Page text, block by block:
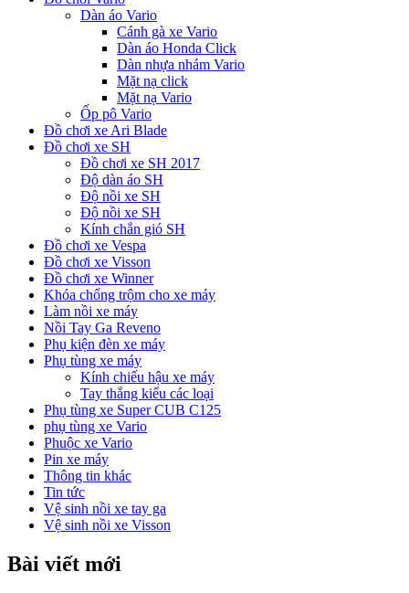
Dàn áo Vario
Cánh gà xe Vario
Dàn áo Honda Click
Dàn nhựa nhám Vario
Mặt nạ click
Mặt nạ Vario
Ốp pô Vario
Đồ chơi xe Ari Blade
Đồ chơi xe SH
Đồ chơi xe SH 2017
Độ dàn áo SH
Độ nồi xe SH
Độ nồi xe SH
Kính chắn gió SH
Đồ chơi xe Vespa
Đồ chơi xe Visson
Đồ chơi xe Winner
Khóa chống trộm cho xe máy
Làm nồi xe máy
Nồi Tay Ga Reveno
Phụ kiện đèn xe máy
Phụ tùng xe máy
Kính chiếu hậu xe máy
Tay thắng kiểu các loại
Phụ tùng xe Super CUB C125
phụ tùng xe Vario
Phuộc xe Vario
Pin xe máy
Thông tin khác
Tin tức
Vệ sinh nồi xe tay ga
Vệ sinh nồi xe Visson
Bài viết mới